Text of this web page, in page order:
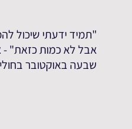
"תמיד ידעתי שיכול
אבל לא כמות כזאת" -
שבעה באוקטובר